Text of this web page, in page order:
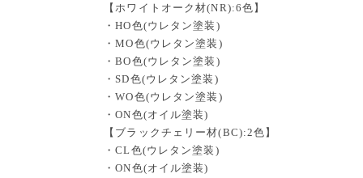
【ホワイトオーク材(NR):6色】
・HO色(ウレタン塗装)
・MO色(ウレタン塗装)
・BO色(ウレタン塗装)
・SD色(ウレタン塗装)
・WO色(ウレタン塗装)
・ON色(オイル塗装)
【ブラックチェリー材(BC):2色】
・CL色(ウレタン塗装)
・ON色(オイル塗装)